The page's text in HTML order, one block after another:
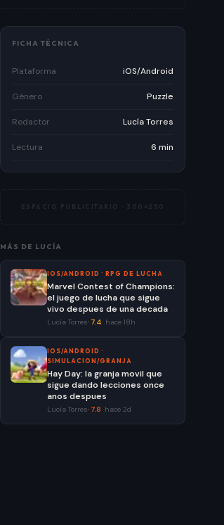
FICHA TÉCNICA
Plataforma iOS/Android
Género Puzzle
Redactor Lucía Torres
Lectura 6 min
ESPACIO PUBLICITARIO · 300×250
MÁS DE LUCÍA
IOS/ANDROID · RPG DE LUCHA
Marvel Contest of Champions:
el juego de lucha que sigue
vivo despues de una decada
Lucía Torres· 7.4 hace 18h
IOS/ANDROID ·
SIMULACION/GRANJA
Hay Day: la granja movil que
sigue dando lecciones once
anos despues
Lucía Torres· 7.8 hace 2d